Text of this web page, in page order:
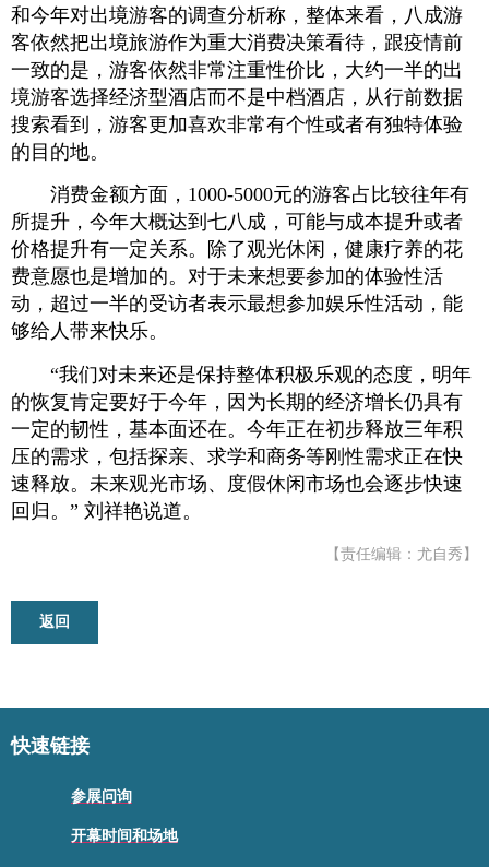
和今年对出境游客的调查分析称，整体来看，八成游
客依然把出境旅游作为重大消费决策看待，跟疫情前
一致的是，游客依然非常注重性价比，大约一半的出
境游客选择经济型酒店而不是中档酒店，从行前数据
搜索看到，游客更加喜欢非常有个性或者有独特体验
的目的地。
消费金额方面，1000-5000元的游客占比较往年有
所提升，今年大概达到七八成，可能与成本提升或者
价格提升有一定关系。除了观光休闲，健康疗养的花
费意愿也是增加的。对于未来想要参加的体验性活
动，超过一半的受访者表示最想参加娱乐性活动，能
够给人带来快乐。
“我们对未来还是保持整体积极乐观的态度，明年
的恢复肯定要好于今年，因为长期的经济增长仍具有
一定的韧性，基本面还在。今年正在初步释放三年积
压的需求，包括探亲、求学和商务等刚性需求正在快
速释放。未来观光市场、度假休闲市场也会逐步快速
回归。” 刘祥艳说道。
【责任编辑：尤自秀】
返回
快速链接
参展问询
开幕时间和场地